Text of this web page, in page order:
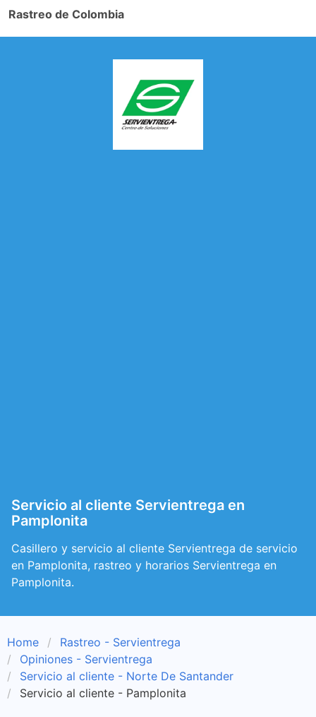
Rastreo de Colombia
Servicio al cliente Servientrega en
Pamplonita
Casillero y servicio al cliente Servientrega de servicio
en Pamplonita, rastreo y horarios Servientrega en
Pamplonita.
Home
Rastreo - Servientrega
Opiniones - Servientrega
Servicio al cliente - Norte De Santander
Servicio al cliente - Pamplonita